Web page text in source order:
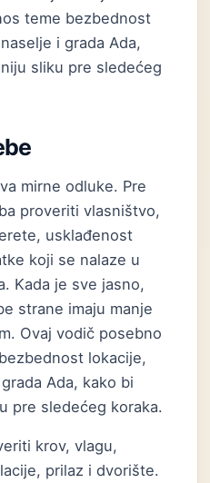
teme bezbednost
i grada Ada,
sliku pre sledećeg
mirne odluke. Pre
proveriti vlasništvo,
usklađenost
koji se nalaze u
Kada je sve jasno,
strane imaju manje
Ovaj vodič posebno
lokacije,
Ada, kako bi
pre sledećeg koraka.
krov, vlagu,
prilaz i dvorište.